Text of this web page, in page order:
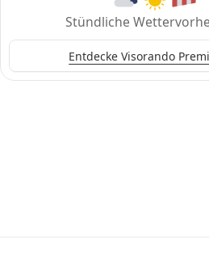
Stündliche
Entdecke Visorando